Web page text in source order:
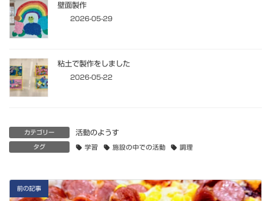
壁面製作
2026-05-29
粘土で製作をしました
2026-05-22
カテゴリー 活動のようす
タグ 学習 施設の中での活動 調理
前の記事